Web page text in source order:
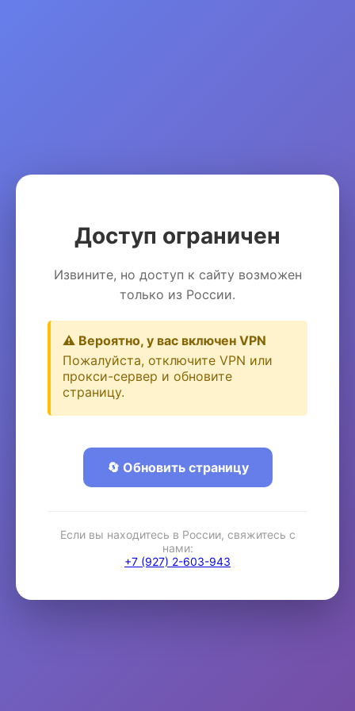
Доступ ограничен
Извините, но доступ к сайту возможен
только из России.
⚠️ Вероятно, у вас включен VPN
Пожалуйста, отключите VPN или
прокси-сервер и обновите
страницу.
🔄 Обновить страницу
Если вы находитесь в России, свяжитесь с
нами:
+7 (927) 2-603-943